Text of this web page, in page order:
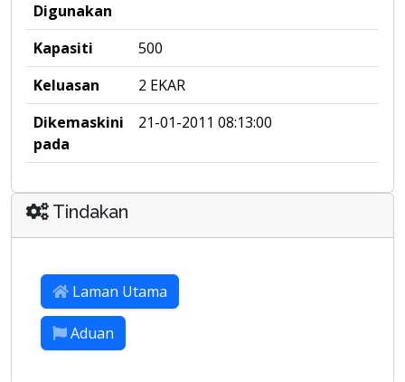
Digunakan
Kapasiti
500
Keluasan
2 EKAR
Dikemaskini
pada
21-01-2011 08:13:00
Tindakan
Laman Utama
Aduan